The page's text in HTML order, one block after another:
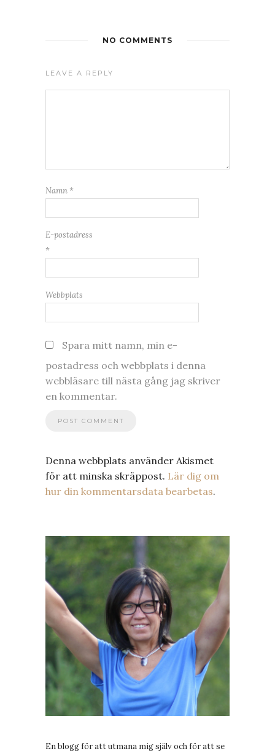
NO COMMENTS
LEAVE A REPLY
Namn *
E-postadress
*
Webbplats
Spara mitt namn, min e-
postadress och webbplats i denna
webbläsare till nästa gång jag skriver
en kommentar.
Denna webbplats använder Akismet
för att minska skräppost. Lär dig om
hur din kommentarsdata bearbetas.
En blogg för att utmana mig själv och för att se